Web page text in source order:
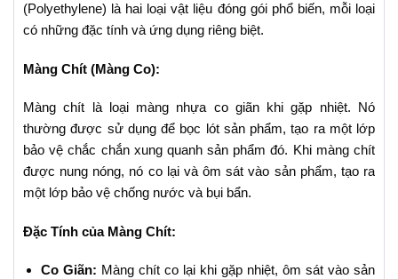
(Polyethylene) là hai loại vật liệu đóng gói phổ biến, mỗi loại
có những đặc tính và ứng dụng riêng biệt.
Màng Chít (Màng Co):
Màng chít là loại màng nhựa co giãn khi gặp nhiệt. Nó
thường được sử dụng để bọc lót sản phẩm, tạo ra một lớp
bảo vệ chắc chắn xung quanh sản phẩm đó. Khi màng chít
được nung nóng, nó co lại và ôm sát vào sản phẩm, tạo ra
một lớp bảo vệ chống nước và bụi bẩn.
Đặc Tính của Màng Chít:
Co Giãn: Màng chít co lại khi gặp nhiệt, ôm sát vào sản